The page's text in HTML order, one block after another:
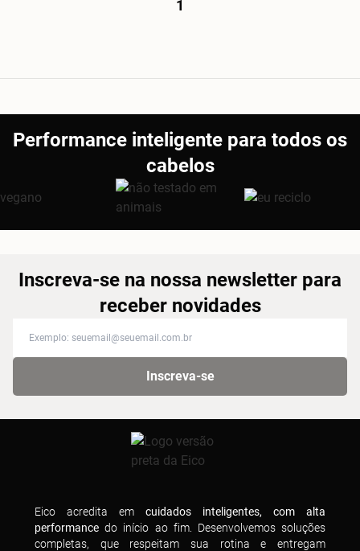
1
Performance inteligente para todos os
cabelos
Inscreva-se na nossa newsletter para
receber novidades
Inscreva-se
Eico acredita em cuidados inteligentes, com alta
performance do início ao fim. Desenvolvemos soluções
completas, que respeitam sua rotina e entregam